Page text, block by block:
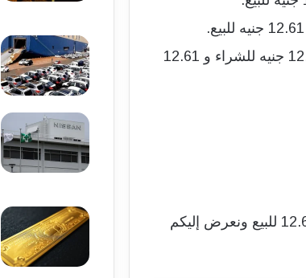
وصل سعر الريال السعودي في شركات الصرافة المختلفة إلى 12.54 جنيه للشراء و 12.61
ووصل سعر الريال السعودي في السوق الموازية إلى 12.37 للشراء، 12.64 للبيع ونعرض إليكم